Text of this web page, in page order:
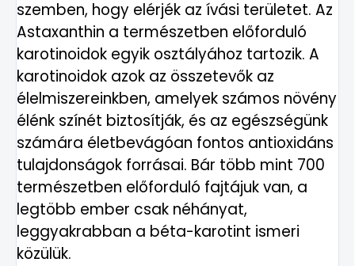
szemben, hogy elérjék az ívási területet. Az
Astaxanthin a természetben előforduló
karotinoidok egyik osztályához tartozik. A
karotinoidok azok az összetevők az
élelmiszereinkben, amelyek számos növény
élénk színét biztosítják, és az egészségünk
számára életbevágóan fontos antioxidáns
tulajdonságok forrásai. Bár több mint 700
természetben előforduló fajtájuk van, a
legtöbb ember csak néhányat,
leggyakrabban a béta-karotint ismeri
közülük.